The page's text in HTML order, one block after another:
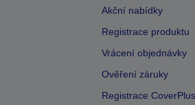
Akční nabídky
Registrace produktu
Vrácení objednávky
Ověření záruky
Registrace CoverPlus